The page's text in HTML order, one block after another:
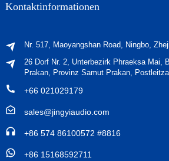
Kontaktinformationen
Nr. 517, Maoyangshan Road, Ningbo,
26 Dorf Nr. 2, Unterbezirk Phraeksa Mai,
Prakan, Provinz Samut Prakan,
+66 021029179
sales@jingyiaudio.com
+86 574 86100572 #8816
+86 15168592711